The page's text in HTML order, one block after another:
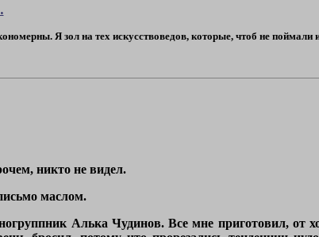
Я зол на тех искусствоведов, которые, чтоб не
никто не видел.
маслом.
Алька Чудинов. Все мне приготовил, от